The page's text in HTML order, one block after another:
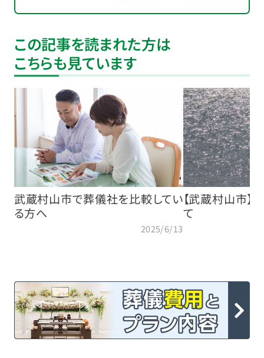
この記事を読まれた方は
こちらも見ています
武蔵村山市で葬儀社を比較してい
る方へ
2025/6/13
【武蔵村山市】
て